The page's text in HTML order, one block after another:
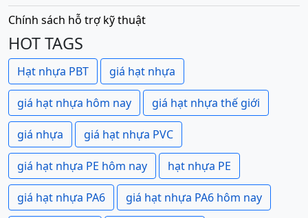
Chính sách hỗ trợ kỹ thuật
HOT TAGS
Hạt nhựa PBT giá hạt nhựa
giá hạt nhựa hôm nay giá hạt nhựa thế giới
giá nhựa giá hạt nhựa PVC
giá hạt nhựa PE hôm nay hạt nhựa PE
giá hạt nhựa PA6 giá hạt nhựa PA6 hôm nay